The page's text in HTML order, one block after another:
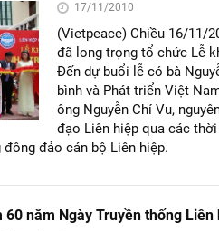
17/11/2010
(Vietpeace) Chiều 16/11/
đã long trọng tổ chức Lễ
Đến dự buổi lễ có bà
bình và Phát triển Việt
ông Nguyễn Chí Vu,
đạo Liên hiệp qua các
đảo cán bộ Liên hiệp.
năm Ngày Truyền thống Liên